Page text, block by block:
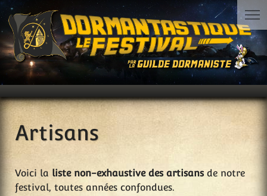
Artisans
Voici la liste non-exhaustive des artisansde notre
festival, toutes années confondues.